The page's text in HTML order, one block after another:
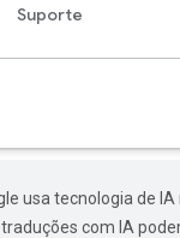
Suporte
usa tecnologia de
com IA